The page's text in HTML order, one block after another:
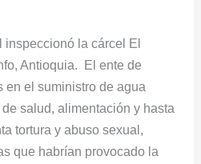
inspeccionó la cárcel El
Antioquia. El ente de
el suministro de agua
salud, alimentación y hasta
tortura y abuso sexual,
que habrían provocado la